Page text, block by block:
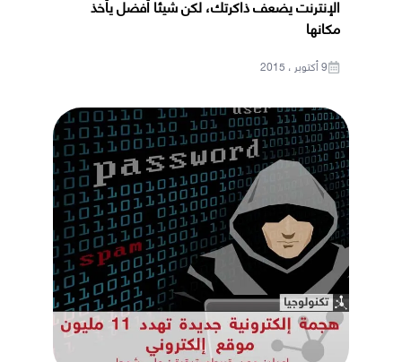
الإنترنت يضعف ذاكرتك، لكن شيئا أفضل يأخذ
مكانها
9 أكتوبر ، 2015